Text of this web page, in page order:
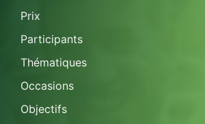
Prix
Participants
Thématiques
Occasions
Objectifs